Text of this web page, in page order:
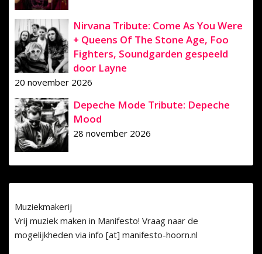
Nirvana Tribute: Come As You Were
+ Queens Of The Stone Age, Foo
Fighters, Soundgarden gespeeld
door Layne
20 november 2026
Depeche Mode Tribute: Depeche
Mood
28 november 2026
Muziekmakerij
Vrij muziek maken in Manifesto! Vraag naar de
mogelijkheden via info [at] manifesto-hoorn.nl